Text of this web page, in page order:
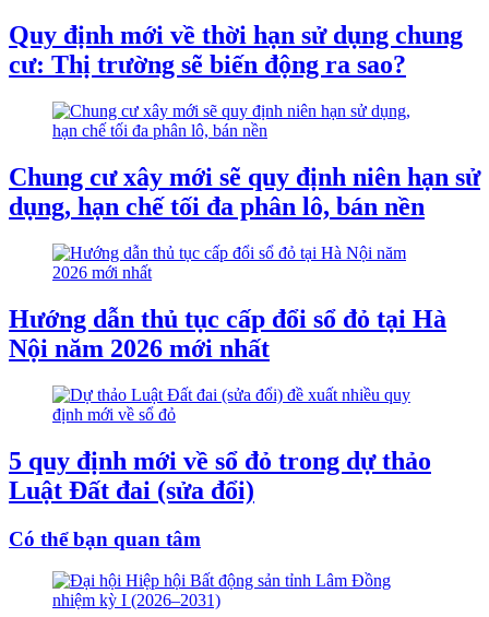
Quy định mới về thời hạn sử dụng chung
cư: Thị trường sẽ biến động ra sao?
Chung cư xây mới sẽ quy định niên hạn sử
dụng, hạn chế tối đa phân lô, bán nền
Hướng dẫn thủ tục cấp đổi sổ đỏ tại Hà
Nội năm 2026 mới nhất
5 quy định mới về sổ đỏ trong dự thảo
Luật Đất đai (sửa đổi)
Có thể bạn quan tâm